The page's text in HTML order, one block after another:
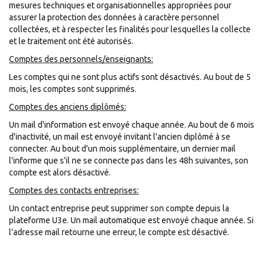
mesures techniques et organisationnelles appropriées pour
assurer la protection des données à caractère personnel
collectées, et à respecter les finalités pour lesquelles la collecte
et le traitement ont été autorisés.
Comptes des personnels/enseignants:
Les comptes qui ne sont plus actifs sont désactivés. Au bout de 5
mois, les comptes sont supprimés.
Comptes des anciens diplômés:
Un mail d'information est envoyé chaque année. Au bout de 6 mois
d'inactivité, un mail est envoyé invitant l'ancien diplômé à se
connecter. Au bout d'un mois supplémentaire, un dernier mail
l'informe que s'il ne se connecte pas dans les 48h suivantes, son
compte est alors désactivé.
Comptes des contacts entreprises:
Un contact entreprise peut supprimer son compte depuis la
plateforme U3e. Un mail automatique est envoyé chaque année. Si
l'adresse mail retourne une erreur, le compte est désactivé.